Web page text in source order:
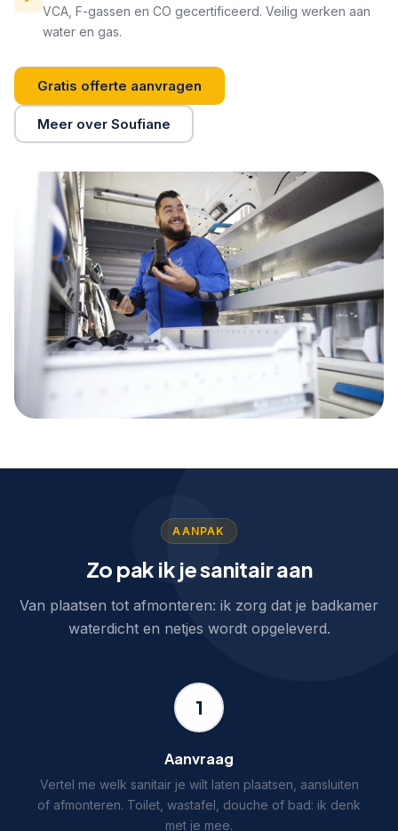
VCA, F-gassen en CO gecertificeerd. Veilig werken aan
water en gas.
Gratis offerte aanvragen
Meer over Soufiane
AANPAK
Zo pak ik je sanitair aan
Van plaatsen tot afmonteren: ik zorg dat je badkamer
waterdicht en netjes wordt opgeleverd.
1
Aanvraag
Vertel me welk sanitair je wilt laten plaatsen, aansluiten
of afmonteren. Toilet, wastafel, douche of bad: ik denk
met je mee.